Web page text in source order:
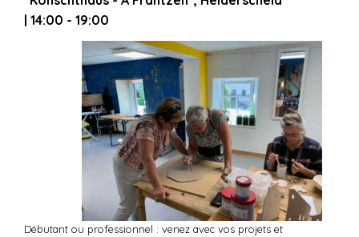
| 14:00 - 19:00
Débutant ou professionnel : venez avec vos projets et